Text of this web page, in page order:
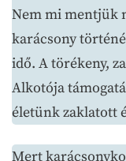
Nem mi mentjük
karácsony
idő. A törékeny,
Alkotója
életünk zaklatott
Mert